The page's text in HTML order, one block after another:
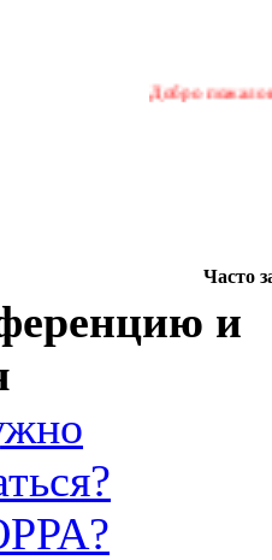
Добро пожаловать на
Часто
и